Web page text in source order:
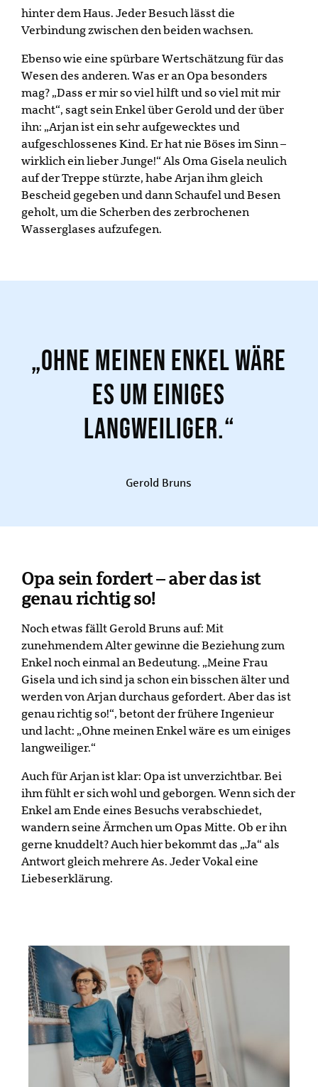
hinter dem Haus. Jeder Besuch lässt die
Verbindung zwischen den beiden wachsen.
Ebenso wie eine spürbare Wertschätzung für das
Wesen des anderen. Was er an Opa besonders
mag? „Dass er mir so viel hilft und so viel mit mir
macht“, sagt sein Enkel über Gerold und der über
ihn: „Arjan ist ein sehr aufgewecktes und
aufgeschlossenes Kind. Er hat nie Böses im Sinn –
wirklich ein lieber Junge!“ Als Oma Gisela neulich
auf der Treppe stürzte, habe Arjan ihm gleich
Bescheid gegeben und dann Schaufel und Besen
geholt, um die Scherben des zerbrochenen
Wasserglases aufzufegen.
„Ohne meinen Enkel wäre
es um einiges
langweiliger.“
Gerold Bruns
Opa sein fordert – aber das ist
genau richtig so!
Noch etwas fällt Gerold Bruns auf: Mit
zunehmendem Alter gewinne die Beziehung zum
Enkel noch einmal an Bedeutung. „Meine Frau
Gisela und ich sind ja schon ein bisschen älter und
werden von Arjan durchaus gefordert. Aber das ist
genau richtig so!“, betont der frühere Ingenieur
und lacht: „Ohne meinen Enkel wäre es um einiges
langweiliger.“
Auch für Arjan ist klar: Opa ist unverzichtbar. Bei
ihm fühlt er sich wohl und geborgen. Wenn sich der
Enkel am Ende eines Besuchs verabschiedet,
wandern seine Ärmchen um Opas Mitte. Ob er ihn
gerne knuddelt? Auch hier bekommt das „Ja“ als
Antwort gleich mehrere As. Jeder Vokal eine
Liebeserklärung.